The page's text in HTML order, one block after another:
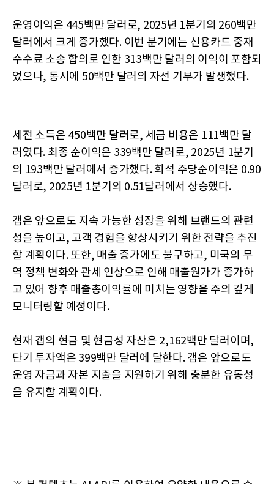
운영이익은 445백만 달러로, 2025년 1분기의 260백만
달러에서 크게 증가했다. 이번 분기에는 신용카드 중재
수수료 소송 합의로 인한 313백만 달러의 이익이 포함되
었으나, 동시에 50백만 달러의 자선 기부가 발생했다.
세전 소득은 450백만 달러로, 세금 비용은 111백만 달
러였다. 최종 순이익은 339백만 달러로, 2025년 1분기
의 193백만 달러에서 증가했다. 희석 주당순이익은 0.90
달러로, 2025년 1분기의 0.51달러에서 상승했다.
갭은 앞으로도 지속 가능한 성장을 위해 브랜드의 관련
성을 높이고, 고객 경험을 향상시키기 위한 전략을 추진
할 계획이다. 또한, 매출 증가에도 불구하고, 미국의 무
역 정책 변화와 관세 인상으로 인해 매출원가가 증가하
고 있어 향후 매출총이익률에 미치는 영향을 주의 깊게
모니터링할 예정이다.
현재 갭의 현금 및 현금성 자산은 2,162백만 달러이며,
단기 투자액은 399백만 달러에 달한다. 갭은 앞으로도
운영 자금과 자본 지출을 지원하기 위해 충분한 유동성
을 유지할 계획이다.